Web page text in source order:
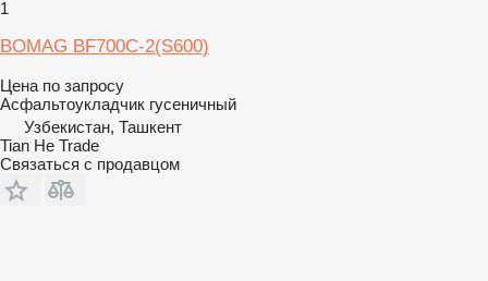
1
BOMAG BF700C-2(S600)
Цена по запросу
Асфальтоукладчик гусеничный
Узбекистан, Ташкент
Tian He Trade
Связаться с продавцом